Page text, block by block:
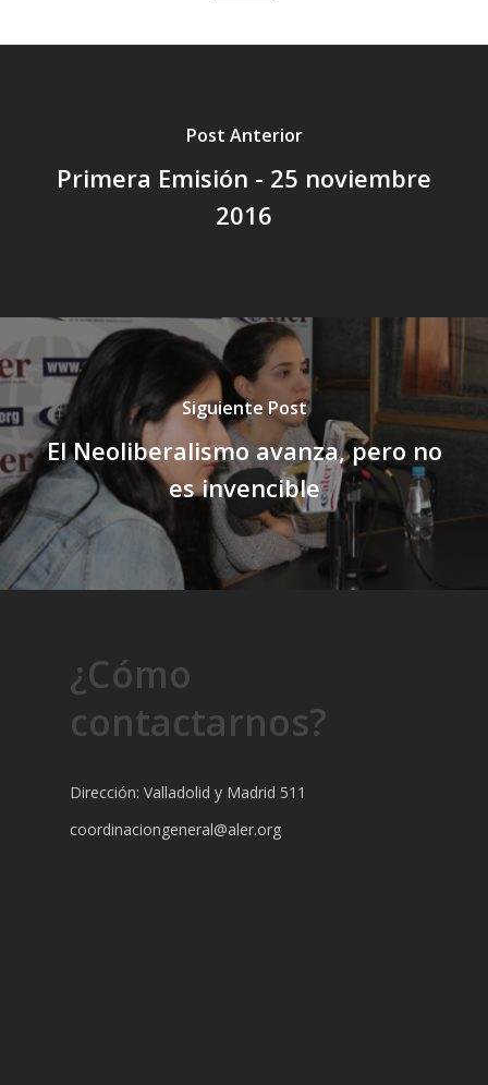
Post Anterior
Primera Emisión - 25 noviembre
2016
Siguiente Post
El Neoliberalismo avanza, pero no
es invencible
¿Cómo
contactarnos?
Dirección: Valladolid y Madrid 511
coordinaciongeneral@aler.org